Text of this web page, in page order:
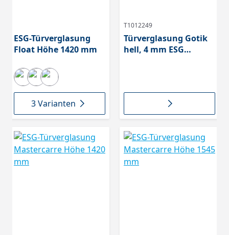
ESG-Türverglasung
Float Höhe 1420 mm
3 Varianten
T1012249
Türverglasung Gotik
hell, 4 mm ESG